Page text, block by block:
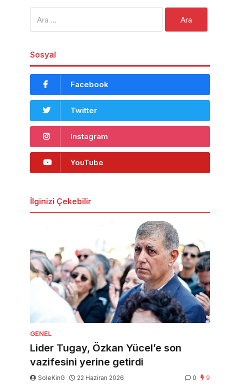
Sosyal
Facebook
Twitter
Instagram
YouTube
İlginizi Çekebilir
GENEL
Lider Tugay, Özkan Yücel’e son
vazifesini yerine getirdi
SoleKinG 22 Haziran 2026 0 9